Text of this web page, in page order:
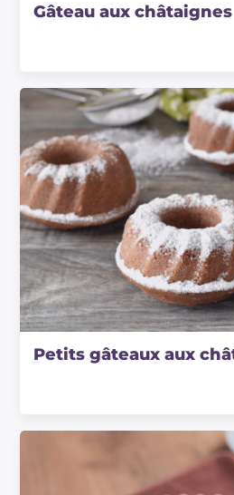
Gâteau aux châtaignes
Petits gâteaux aux